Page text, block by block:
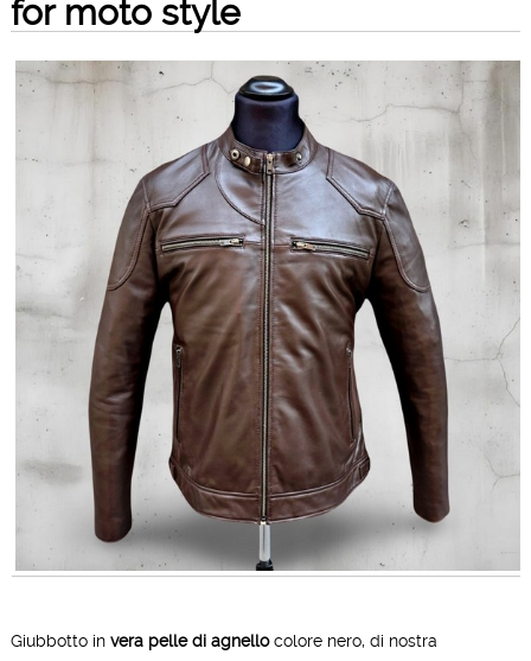
for moto style
Giubbotto in vera pelle di agnellocolore nero, di nostra